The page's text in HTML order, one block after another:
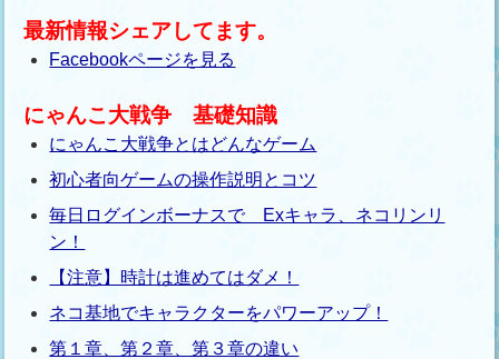
最新情報シェアしてます。
Facebookページを見る
にゃんこ大戦争 基礎知識
にゃんこ大戦争とはどんなゲーム
初心者向ゲームの操作説明とコツ
毎日ログインボーナスで Exキャラ、ネコリンリ
ン！
【注意】時計は進めてはダメ！
ネコ基地でキャラクターをパワーアップ！
第１章、第２章、第３章の違い